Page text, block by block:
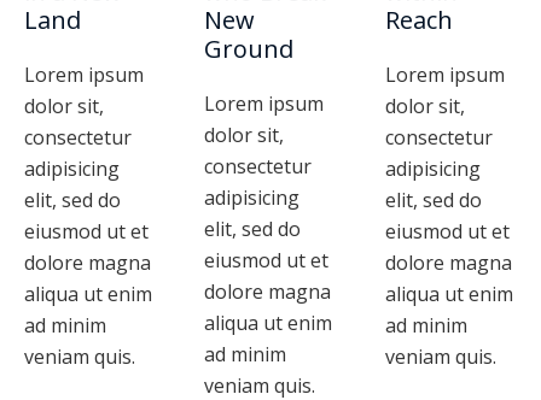
Land
Lorem ipsum
dolor sit,
consectetur
adipisicing
elit, sed do
eiusmod ut et
dolore magna
aliqua ut enim
ad minim
veniam quis.
New
Ground
Lorem ipsum
dolor sit,
consectetur
adipisicing
elit, sed do
eiusmod ut et
dolore magna
aliqua ut enim
ad minim
veniam quis.
Reach
Lorem ipsum
dolor sit,
consectetur
adipisicing
elit, sed do
eiusmod ut et
dolore magna
aliqua ut enim
ad minim
veniam quis.